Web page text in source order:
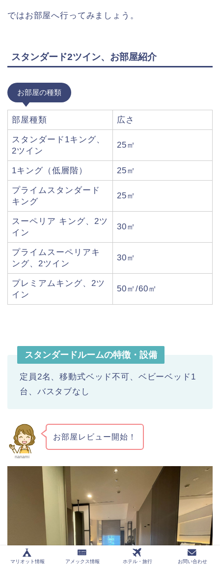
ではお部屋へ行ってみましょう。
スタンダード2ツイン、お部屋紹介
お部屋の種類
部屋種類 広さ
スタンダード1キング、
2ツイン
25㎡
1キング（低層階） 25㎡
プライムスタンダード
キング
25㎡
スーペリア キング、2ツ
イン
30㎡
プライムスーペリアキ
ング、2ツイン
30㎡
プレミアムキング、2ツ
イン
50㎡/60㎡
スタンダードルームの特徴・設備
定員2名、移動式ベッド不可、ベビーベッド1
台、バスタブなし
nanami
お部屋レビュー開始！
マリオット情報 アメックス情報 ホテル・旅行 お問い合わせ